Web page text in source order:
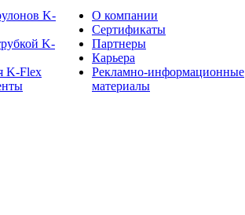
K-
K-
K-Flex
О компании
Сертификаты
Партнеры
Карьера
Рекламно-информационные
материалы